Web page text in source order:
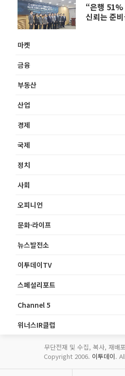
“은행 51%
신뢰는 준
마켓
금융
부동산
산업
경제
국제
정치
사회
오피니언
문화·라이프
뉴스발전소
이투데이TV
스페셜리포트
Channel 5
위너스IR클럽
무단전재 및 수집, 복사, 재배
Copyright 2006. 이투데이.